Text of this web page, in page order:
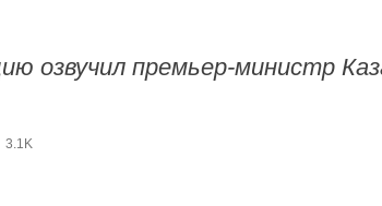
озвучил премьер-министр
3.1K